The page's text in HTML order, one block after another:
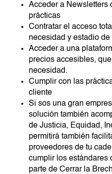
Acceder a Newsletters
prácticas
Contratar el acceso
necesidad y estadio
Acceder a una
precios accesibles,
necesidad.
Cumplir con las
cliente
Si sos una gran
solución también
de Justicia, Equidad,
permitirá también
proveedores de tu
cumplir los estándares
parte de Cerrar la